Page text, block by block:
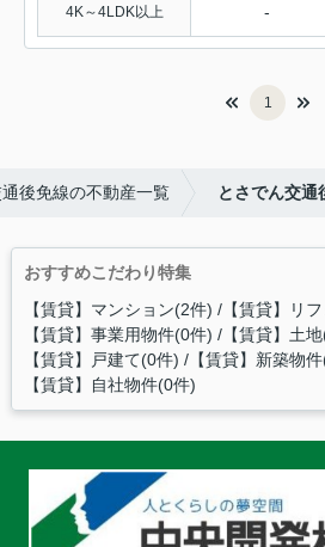
4K～4LDK以上 -
1
後免線の不動産一覧 とさでん交通
おすすめこだわり特集
【賃貸】マンション(2件) 【賃貸】リ
【賃貸】事業用物件(0件) 【賃貸】土
【賃貸】戸建て(0件) 【賃貸】新築物
【賃貸】自社物件(0件)